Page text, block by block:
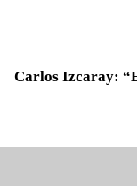
Carlos Izcaray: